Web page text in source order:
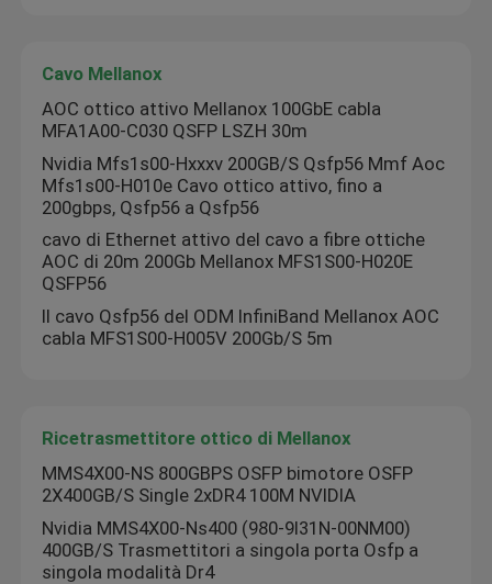
Cavo Mellanox
AOC ottico attivo Mellanox 100GbE cabla
MFA1A00-C030 QSFP LSZH 30m
Nvidia Mfs1s00-Hxxxv 200GB/S Qsfp56 Mmf Aoc
Mfs1s00-H010e Cavo ottico attivo, fino a
200gbps, Qsfp56 a Qsfp56
cavo di Ethernet attivo del cavo a fibre ottiche
AOC di 20m 200Gb Mellanox MFS1S00-H020E
QSFP56
Il cavo Qsfp56 del ODM InfiniBand Mellanox AOC
cabla MFS1S00-H005V 200Gb/S 5m
Ricetrasmettitore ottico di Mellanox
MMS4X00-NS 800GBPS OSFP bimotore OSFP
2X400GB/S Single 2xDR4 100M NVIDIA
Nvidia MMS4X00-Ns400 (980-9I31N-00NM00)
400GB/S Trasmettitori a singola porta Osfp a
singola modalità Dr4